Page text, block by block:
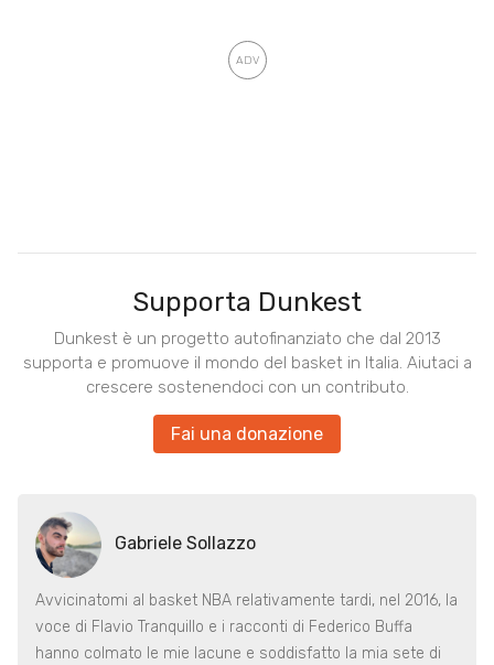
Supporta Dunkest
Dunkest è un progetto autofinanziato che dal 2013
supporta e promuove il mondo del basket in Italia. Aiutaci a
crescere sostenendoci con un contributo.
Fai una donazione
Gabriele Sollazzo
Avvicinatomi al basket NBA relativamente tardi, nel 2016, la
voce di Flavio Tranquillo e i racconti di Federico Buffa
hanno colmato le mie lacune e soddisfatto la mia sete di